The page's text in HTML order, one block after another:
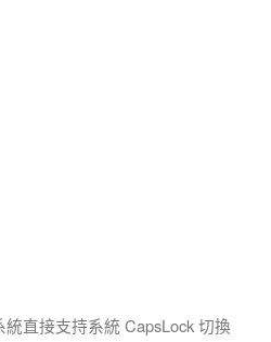
直接支持系統 CapsLock 切換